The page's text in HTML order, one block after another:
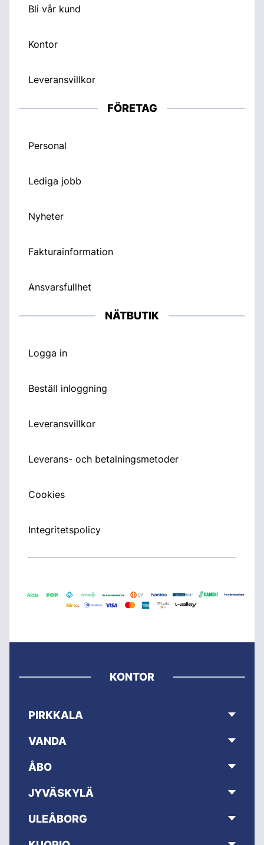
Bli vår kund
Kontor
Leveransvillkor
FÖRETAG
Personal
Lediga jobb
Nyheter
Fakturainformation
Ansvarsfullhet
NÄTBUTIK
Logga in
Beställ inloggning
Leveransvillkor
Leverans- och betalningsmetoder
Cookies
Integritetspolicy
KONTOR
PIRKKALA
VANDA
ÅBO
JYVÄSKYLÄ
ULEÅBORG